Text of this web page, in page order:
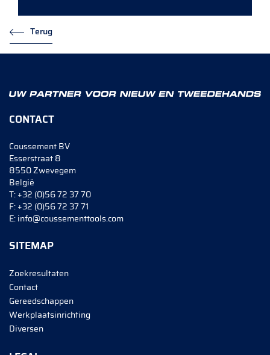
Terug
CONTACT
Coussement BV
Esserstraat 8
8550 Zwevegem
België
T:+32 (0)56 72 37 70
F:+32 (0)56 72 37 71
E:info@coussementtools.com
SITEMAP
Zoekresultaten
Contact
Gereedschappen
Werkplaatsinrichting
Diversen